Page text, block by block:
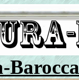
Barocca